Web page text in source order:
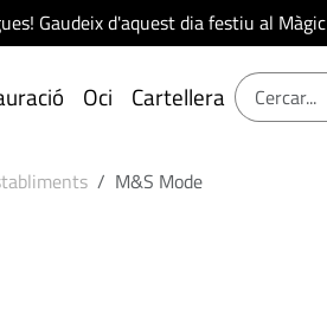
Gaudeix d'aquest dia festiu al Màgic
Oci Cartellera
M&S Mode